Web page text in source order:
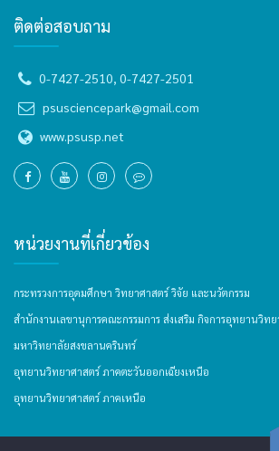
ติดต่อสอบถาม
0-7427-2510, 0-7427-2501
psusciencepark@gmail.com
www.psusp.net
หน่วยงานที่เกี่ยวข้อง
กระทรวงการอุดมศึกษา วิทยาศาสตร์ วิจัย และนวัตกรรม
สำนักงานเลขานุการคณะกรรมการ ส่งเสริม กิจการอุทยานวิท
มหาวิทยาลัยสงขลานครินทร์
อุทยานวิทยาศาสตร์ ภาคตะวันออกเฉียงเหนือ
อุทยานวิทยาศาสตร์ ภาคเหนือ